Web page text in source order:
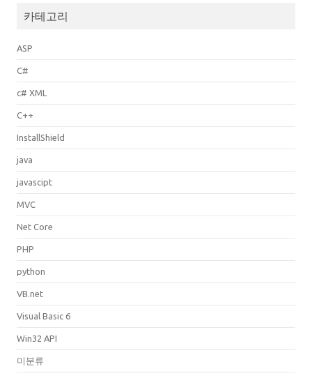
카테고리
ASP
C#
c# XML
C++
InstallShield
java
javascipt
MVC
Net Core
PHP
python
VB.net
Visual Basic 6
Win32 API
미분류